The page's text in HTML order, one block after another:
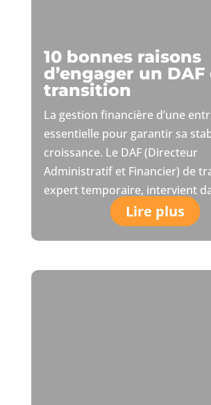
10 bonnes raisons
d’engager un DAF
transition
La gestion financière d’une
essentielle pour garantir sa
croissance. Le DAF (Directeur
Administratif et Financier) de
expert temporaire, intervient
Lire plus